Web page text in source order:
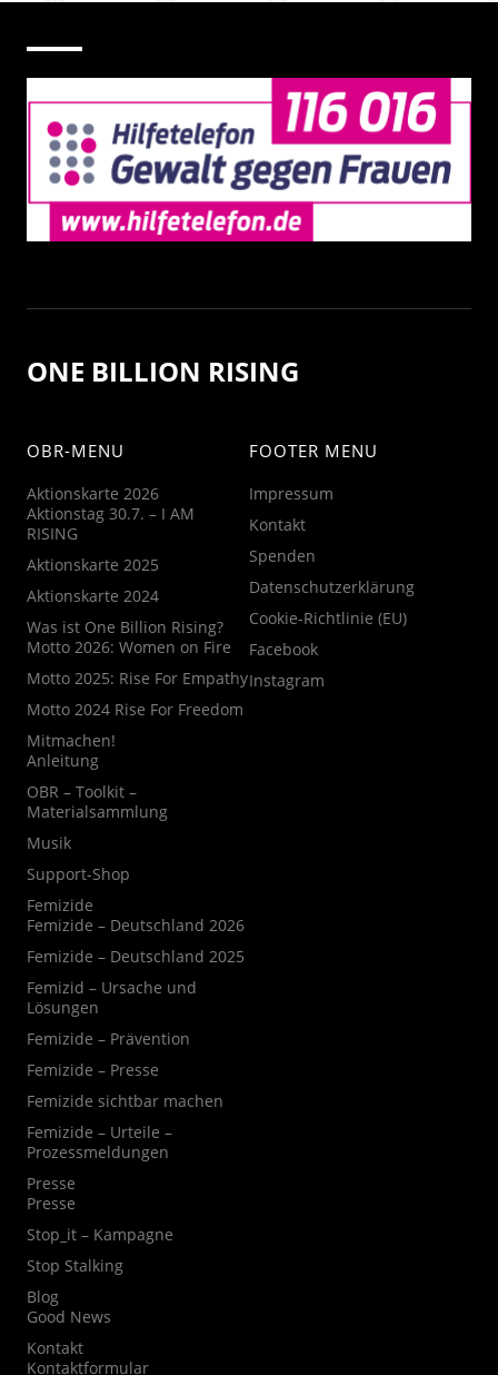
ONE BILLION RISING
OBR-MENU
Aktionskarte 2026
Aktionstag 30.7. – I AM
RISING
Aktionskarte 2025
Aktionskarte 2024
Was ist One Billion Rising?
Motto 2026: Women on Fire
Motto 2025: Rise For Empathy
Motto 2024 Rise For Freedom
Mitmachen!
Anleitung
OBR – Toolkit –
Materialsammlung
Musik
Support-Shop
Femizide
Femizide – Deutschland 2026
Femizide – Deutschland 2025
Femizid – Ursache und
Lösungen
Femizide – Prävention
Femizide – Presse
Femizide sichtbar machen
Femizide – Urteile –
Prozessmeldungen
Presse
Presse
Stop_it – Kampagne
Stop Stalking
Blog
Good News
Kontakt
Kontaktformular
FOOTER MENU
Impressum
Kontakt
Spenden
Datenschutzerklärung
Cookie-Richtlinie (EU)
Facebook
Instagram